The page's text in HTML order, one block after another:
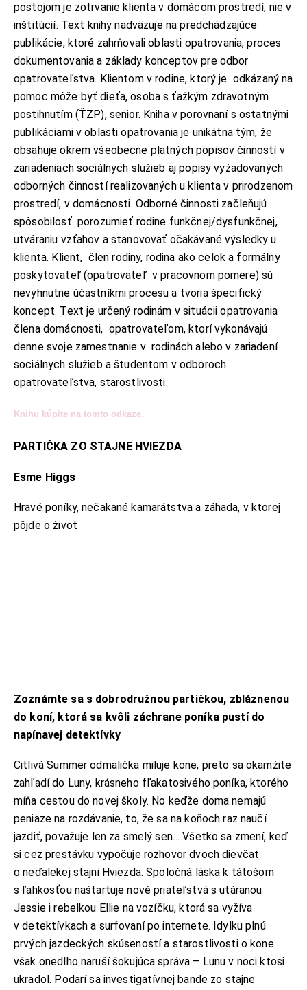
postojom je zotrvanie klienta v domácom prostredí, nie v
inštitúcií. Text knihy nadväzuje na predchádzajúce
publikácie, ktoré zahrňovali oblasti opatrovania, proces
dokumentovania a základy konceptov pre odbor
opatrovateľstva. Klientom v rodine, ktorý je odkázaný na
pomoc môže byť dieťa, osoba s ťažkým zdravotným
postihnutím (ŤZP), senior. Kniha v porovnaní s ostatnými
publikáciami v oblasti opatrovania je unikátna tým, že
obsahuje okrem všeobecne platných popisov činností v
zariadeniach sociálnych služieb aj popisy vyžadovaných
odborných činností realizovaných u klienta v prirodzenom
prostredí, v domácnosti. Odborné činnosti začleňujú
spôsobilosť porozumieť rodine funkčnej/dysfunkčnej,
utváraniu vzťahov a stanovovať očakávané výsledky u
klienta. Klient, člen rodiny, rodina ako celok a formálny
poskytovateľ (opatrovateľ v pracovnom pomere) sú
nevyhnutne účastníkmi procesu a tvoria špecifický
koncept. Text je určený rodinám v situácii opatrovania
člena domácnosti, opatrovateľom, ktorí vykonávajú
denne svoje zamestnanie v rodinách alebo v zariadení
sociálnych služieb a študentom v odboroch
opatrovateľstva, starostlivosti.
Knihu kúpite na tomto odkaze.
PARTIČKA ZO STAJNE HVIEZDA
Esme Higgs
Hravé poníky, nečakané kamarátstva a záhada, v ktorej
pôjde o život
Zoznámte sa s dobrodružnou partičkou, zbláznenou
do koní, ktorá sa kvôli záchrane poníka pustí do
napínavej detektívky
Citlivá Summer odmalička miluje kone, preto sa okamžite
zahľadí do Luny, krásneho fľakatosivého poníka, ktorého
míňa cestou do novej školy. No keďže doma nemajú
peniaze na rozdávanie, to, že sa na koňoch raz naučí
jazdiť, považuje len za smelý sen… Všetko sa zmení, keď
si cez prestávku vypočuje rozhovor dvoch dievčat
o neďalekej stajni Hviezda. Spoločná láska k tátošom
s ľahkosťou naštartuje nové priateľstvá s utáranou
Jessie i rebelkou Ellie na vozíčku, ktorá sa vyžíva
v detektívkach a surfovaní po internete. Idylku plnú
prvých jazdeckých skúseností a starostlivosti o kone
však onedlho naruší šokujúca správa – Lunu v noci ktosi
ukradol. Podarí sa investigatívnej bande zo stajne